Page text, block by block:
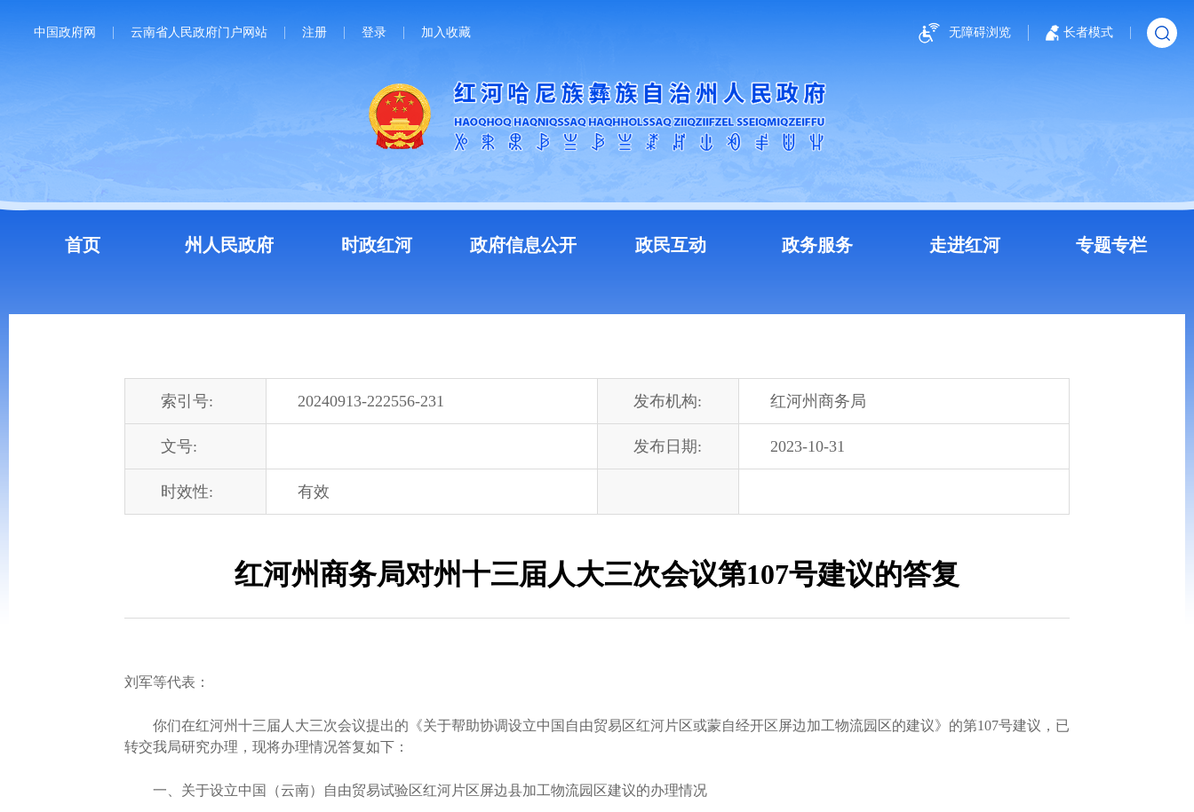
中国政府网 云南省人民政府门户网站 注册 登录 加入收藏 无障碍浏览 长者模式
首页 州人民政府 时政红河 政府信息公开 政民互动 政务服务 走进红河 专题专栏
索引号: 20240913-222556-231 发布机构: 红河州商务局
文号: 发布日期: 2023-10-31
时效性: 有效
红河州商务局对州十三届人大三次会议第107号建议的答复
刘军等代表：
你们在红河州十三届人大三次会议提出的《关于帮助协调设立中国自由贸易区红河片区或蒙自经开区屏边加工物流园区的建议》的第107号建议，已
转交我局研究办理，现将办理情况答复如下：
一、关于设立中国（云南）自由贸易试验区红河片区屏边县加工物流园区建议的办理情况